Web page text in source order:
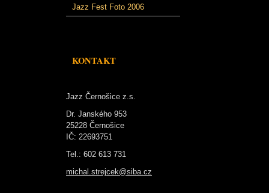
Jazz Fest Foto 2006
KONTAKT
Jazz Černošice z.s.
Dr. Janského 953
25228 Černošice
IČ: 22693751
Tel.: 602 613 731
michal.strejcek@siba.cz